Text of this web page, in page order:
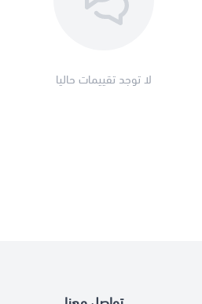
لا توجد تقييمات حاليا